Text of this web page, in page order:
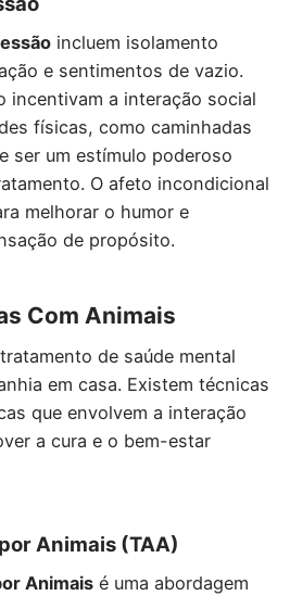
incluem isolamento
e sentimentos de vazio.
incentivam a interação social
físicas, como caminhadas
ser um estímulo poderoso
O afeto incondicional
melhorar o humor e
de propósito.
Com Animais
de saúde mental
em casa. Existem técnicas
que envolvem a interação
a cura e o bem-estar
Animais (TAA)
Animaisé uma abordagem